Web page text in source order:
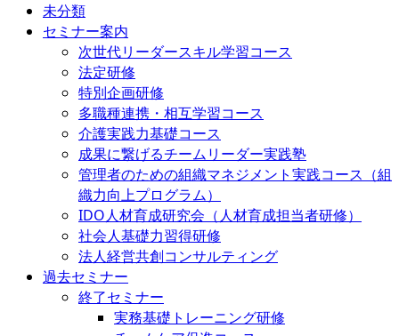
未分類
セミナー案内
次世代リーダースキル学習コース
法定研修
特別企画研修
多職種連携・相互学習コース
介護実践力基礎コース
成果に繋げるチームリーダー実践塾
管理者のための組織マネジメント実践コース（組
織力向上プログラム）
IDO人材育成研究会（人材育成担当者研修）
社会人基礎力習得研修
法人経営共創コンサルティング
過去セミナー
終了セミナー
実務基礎トレーニング研修